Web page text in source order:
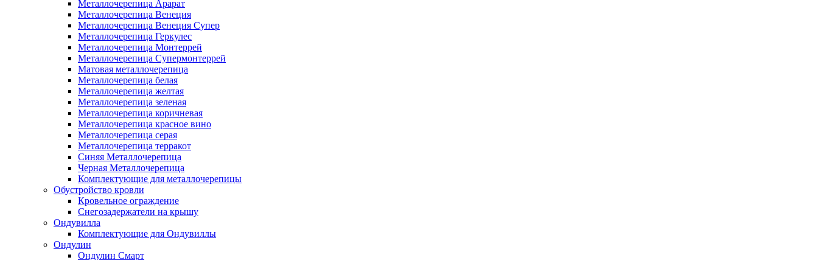
Металлочерепица Арарат
Металлочерепица Венеция
Металлочерепица Венеция Супер
Металлочерепица Геркулес
Металлочерепица Монтеррей
Металлочерепица Супермонтеррей
Матовая металлочерепица
Металлочерепица белая
Металлочерепица желтая
Металлочерепица зеленая
Металлочерепица коричневая
Металлочерепица красное вино
Металлочерепица серая
Металлочерепица терракот
Синяя Металлочерепица
Черная Металлочерепица
Комплектующие для металлочерепицы
Обустройство кровли
Кровельное ограждение
Снегозадержатели на крышу
Ондувилла
Комплектующие для Ондувиллы
Ондулин
Ондулин Смарт